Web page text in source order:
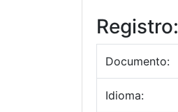
Registro:
Documento:
Idioma: